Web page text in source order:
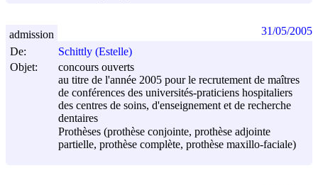
De:
Schittly (Estelle)
Objet:
concours ouverts
au titre de l'année 2005 pour le recrutement de maîtres
de conférences des universités-praticiens hospitaliers
des centres de soins, d'enseignement et de recherche
dentaires
Prothèses (prothèse conjointe, prothèse adjointe
partielle, prothèse complète, prothèse maxillo-faciale)
admission 31/05/2005